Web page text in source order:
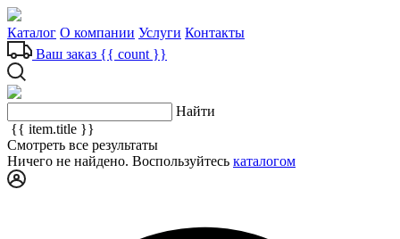
Каталог О компании Услуги Контакты
Ваш заказ {{ count }}
Найти
{{ item.title }}
Смотреть все результаты
Ничего не найдено. Воспользуйтесь каталогом